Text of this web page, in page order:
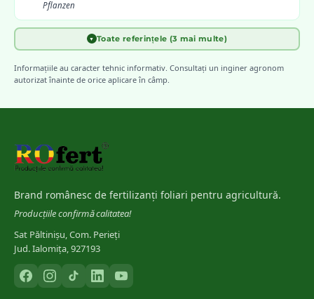
Pflanzen
Weber, E. & Bleiholder, H. (1990 )
Organization
[6] INCDA Fundulea
din România
▼ Toate referințele (3 mai multe)
Informațiile au caracter tehnic informativ. Consultați un inginer agronom
autorizat înainte de orice aplicare în câmp.
Brand românesc de fertilizanți foliari pentru agricultură.
Producțiile confirmă calitatea!
Sat Păltinișu, Com. Perieți
Jud. Ialomița, 927193